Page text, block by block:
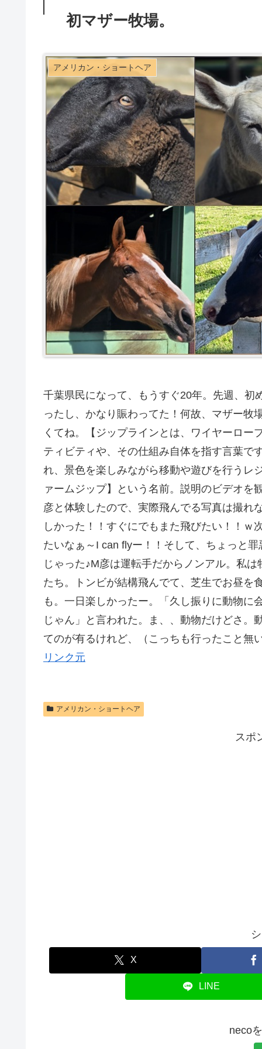
初マザー牧場。
アメリカン・ショートヘア
千葉県民になって、もうすぐ20年。先週、
ったし、かなり賑わってた！何故、マザー牧
くてね。【ジップラインとは、ワイヤーロ
ティビティや、その仕組み自体を指す言葉で
れ、景色を楽しみながら移動や遊びを行うレ
ァームジップ】という名前。説明のビデオ
彦と体験したので、実際飛んでる写真は撮れ
しかった！！すぐにでもまた飛びたい！！
たいなぁ～I can flyー！！そして、ちょっと
じゃった♪M彦は運転手だからノンアル。私
たち。トンビが結構飛んでて、芝生でお昼を
も。一日楽しかったー。「久し振りに動物に
じゃん」と言われた。ま、、動物だけどさ
てのが有るけれど、（こっちも行ったこと無
リンク元
アメリカン・ショートヘア
スポ
X
LINE
neco